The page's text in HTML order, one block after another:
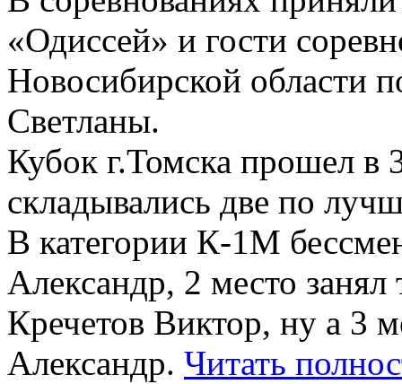
«Одиссей» и гости
Новосибирской области
Светланы.
Кубок г.Томска прошел в
складывались две по
В категории К-1М
Александр, 2 место
Кречетов Виктор, ну а 3
Александр. Читать